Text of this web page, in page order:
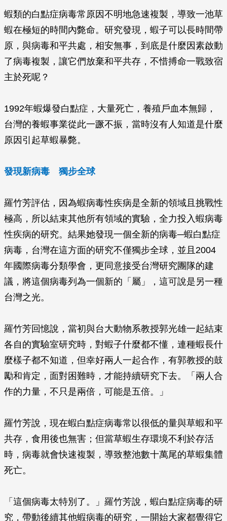
蝦類的白點症病毒常原因不明地急速複製，導致一池草
蝦在極短的時間內斃命。研究發現，蝦子可以長時間帶
原，與病毒和平共處，相安無事，到底是什麼因素啟動
了病毒複製，讓它們放棄和平共存，不惜搏命一戰致宿
主於死呢？
1992年蝦爆發白點症，大量死亡，養殖戶血本無歸，
台灣的養蝦事業從此一蹶不振，當時沒有人知道是什麼
原因引起草蝦暴斃。
發現新病毒 獨步全球
羅竹芳評估，因為蝦病毒性疾病是全新的領域且挑戰性
極高，所以結束其他所有領域的實驗，全力投入蝦病毒
性疾病的研究。結果她發現一個全新的病毒─蝦白點症
病毒，台灣在這方面的研究不僅獨步全球，並且2004
年國際病毒分類學會，更同意接受台灣研究團隊的建
議，將這個病毒列為一個新的「屬」，這可說是另一種
台灣之光。
羅竹芳回憶說，當初與台大動物系教授郭光雄一起結束
各自的實驗室研究時，對蝦子什麼都不懂，連種蝦長什
麼樣子都不知道，但幸好兩人一起合作，有郭教授的鼓
勵和肯定，面對困難時，才能持續研究下去。「兩人合
作的力量，不只是兩倍，可能是五倍。」
羅竹芳說，現在蝦白點症病毒常以很低的量與草蝦和平
共存，食用後也無害；但當草蝦生存環境不利於存活
時，病毒就會快速複製，導致整池數十萬尾的草蝦集體
死亡。
「這個病毒太特別了。」羅竹芳說，蝦白點症病毒的研
究，帶動後續其他蝦病毒的研究，一開始大家都覺得它